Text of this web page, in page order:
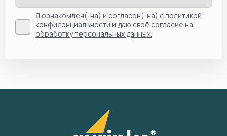
Я ознакомлен(-на) и согласен(-на) сполитикой
конфиденциальности и даю своё согласие на
обработку персональных данных.